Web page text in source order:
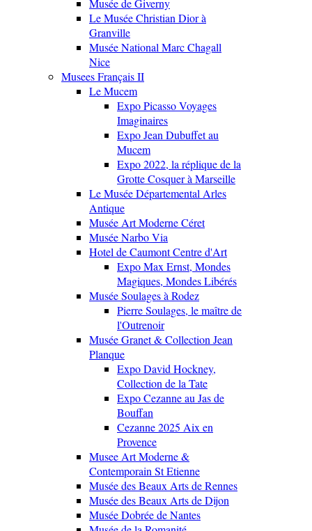
Musée de Giverny
Le Musée Christian Dior à
Granville
Musée National Marc Chagall
Nice
Musees Français II
Le Mucem
Expo Picasso Voyages
Imaginaires
Expo Jean Dubuffet au
Mucem
Expo 2022, la réplique de la
Grotte Cosquer à Marseille
Le Musée Départemental Arles
Antique
Musée Art Moderne Céret
Musée Narbo Via
Hotel de Caumont Centre d'Art
Expo Max Ernst, Mondes
Magiques, Mondes Libérés
Musée Soulages à Rodez
Pierre Soulages, le maître de
l'Outrenoir
Musée Granet & Collection Jean
Planque
Expo David Hockney,
Collection de la Tate
Expo Cezanne au Jas de
Bouffan
Cezanne 2025 Aix en
Provence
Musee Art Moderne &
Contemporain St Etienne
Musée des Beaux Arts de Rennes
Musée des Beaux Arts de Dijon
Musée Dobrée de Nantes